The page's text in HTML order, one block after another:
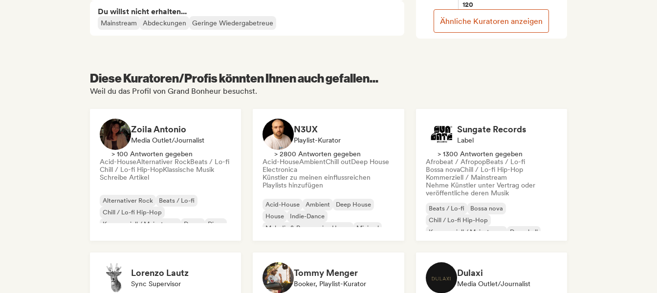
Du willst nicht erhalten...
Mainstream Abdeckungen Geringe Wiedergabetreue
120
Ähnliche Kuratoren anzeigen
Diese Kuratoren/Profis könnten Ihnen auch gefallen...
Weil du das Profil von Grand Bonheur besuchst.
Zoila Antonio
Media Outlet/Journalist
> 100 Antworten gegeben
Acid-HouseAlternativer RockBeats / Lo-fi
Chill / Lo-fi Hip-HopKlassische Musik
Schreibe Artikel
Alternativer Rock
Beats / Lo-fi
Chill / Lo-fi Hip-Hop
Kommerziell / Mainstream
Dance
Disco
N3UX
Playlist-Kurator
> 2800 Antworten gegeben
Acid-HouseAmbientChill outDeep House
Electronica
Künstler zu meinen einflussreichen
Playlists hinzufügen
Acid-House Ambient
Deep House
House
Indie-Dance
Melodic & Progressive House
Minimal
Sungate Records
Label
> 1300 Antworten gegeben
Afrobeat / AfropopBeats / Lo-fi
Bossa novaChill / Lo-fi Hip-Hop
Kommerziell / Mainstream
Nehme Künstler unter Vertrag oder
veröffentliche deren Musik
Beats / Lo-fi
Bossa nova
Chill / Lo-fi Hip-Hop
Kommerziell / Mainstream
Dancehall
Lorenzo Lautz
Sync Supervisor
Tommy Menger
Booker, Playlist-Kurator
Dulaxi
Media Outlet/Journalist